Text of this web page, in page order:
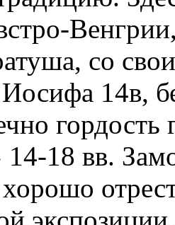
со
Иосифа 14в,
гордость
14-18 вв.